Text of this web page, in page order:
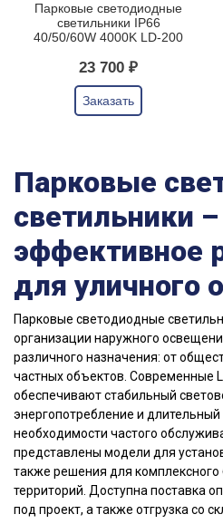
Парковые светодиодные
светильники IP66
40/50/60W 4000K LD-200
23 700 ₽
Заказать
Парковые
светильники –
эффективное
для уличного
Парковые светодиодные
организации наружного
различного назначения: от
частных объектов. Современные
обеспечивают стабильный
энергопотребление и длительный
необходимости частого
представлены модели для
также решения для комплексного
территорий. Доступна поставка
под проект, а также отгрузка со